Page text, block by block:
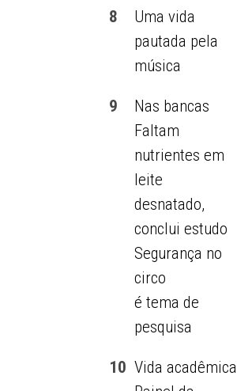
8
Uma vida
pautada pela
música
9
Nas bancas
Faltam
nutrientes em
leite
desnatado,
conclui estudo
Segurança no
circo
é tema de
pesquisa
10 Vida acadêmica